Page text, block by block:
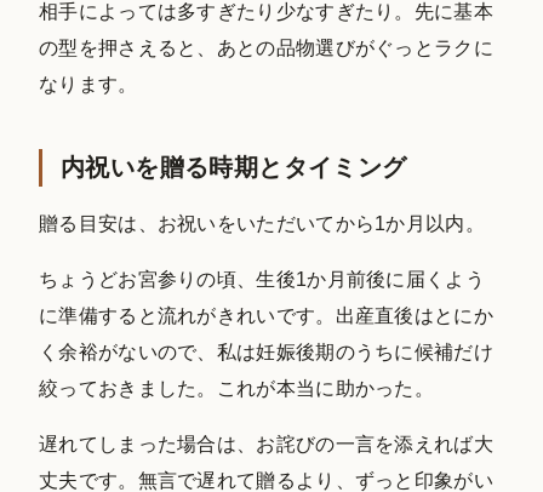
相手によっては多すぎたり少なすぎたり。先に基本
の型を押さえると、あとの品物選びがぐっとラクに
なります。
内祝いを贈る時期とタイミング
贈る目安は、お祝いをいただいてから1か月以内。
ちょうどお宮参りの頃、生後1か月前後に届くよう
に準備すると流れがきれいです。出産直後はとにか
く余裕がないので、私は妊娠後期のうちに候補だけ
絞っておきました。これが本当に助かった。
遅れてしまった場合は、お詫びの一言を添えれば大
丈夫です。無言で遅れて贈るより、ずっと印象がい